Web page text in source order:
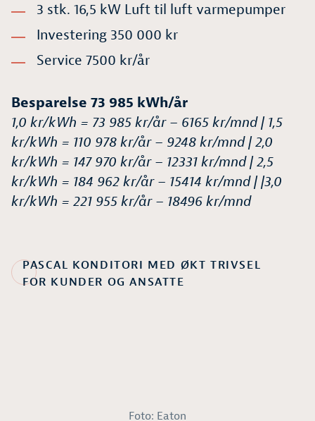
3 stk. 16,5 kW Luft til luft varmepumper
Investering 350 000 kr
Service 7500 kr/år
Besparelse 73 985 kWh/år
1,0 kr/kWh = 73 985 kr/år – 6165 kr/mnd | 1,5
kr/kWh = 110 978 kr/år – 9248 kr/mnd |2,0
kr/kWh = 147 970 kr/år – 12331 kr/mnd |2,5
kr/kWh = 184 962 kr/år – 15414 kr/mnd | |3,0
kr/kWh = 221 955 kr/år – 18496 kr/mnd
PASCAL KONDITORI MED ØKT TRIVSEL
FOR KUNDER OG ANSATTE
Foto: Eaton